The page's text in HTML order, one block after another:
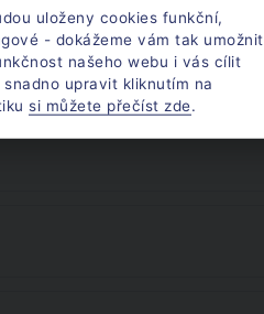
let?
uloženy cookies funkční,
- dokážeme vám tak umožnit
našeho webu i vás cílit
upravit kliknutím na
si můžete přečíst zde.